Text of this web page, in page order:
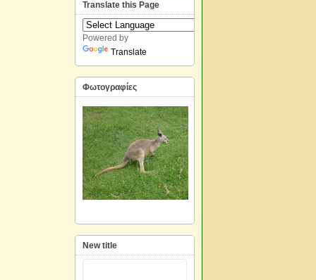
Translate this Page
Powered by
Translate
Φωτογραφίες
New title